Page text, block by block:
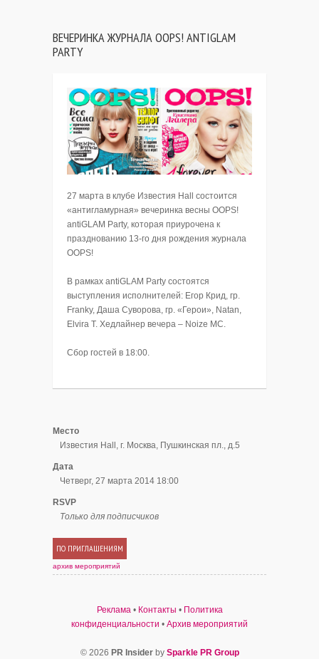
ВЕЧЕРИНКА ЖУРНАЛА OOPS! ANTIGLAM
PARTY
27 марта в клубе Известия Hall состоится
«антигламурная» вечеринка весны OOPS!
antiGLAM Party, которая приурочена к
празднованию 13-го дня рождения журнала
OOPS!
В рамках antiGLAM Party состоятся
выступления исполнителей: Егор Крид, гр.
Franky, Даша Суворова, гр. «Герои», Natan,
Elvira T. Хедлайнер вечера – Noize MC.
Сбор гостей в 18:00.
Место
Известия Hall, г. Москва, Пушкинская пл., д.5
Дата
Четверг, 27 марта 2014 18:00
RSVP
Только для подписчиков
ПО ПРИГЛАШЕНИЯМ
архив мероприятий
Реклама• Контакты • Политика
конфиденциальности • Архив мероприятий
© 2026 PR Insiderby Sparkle PR Group